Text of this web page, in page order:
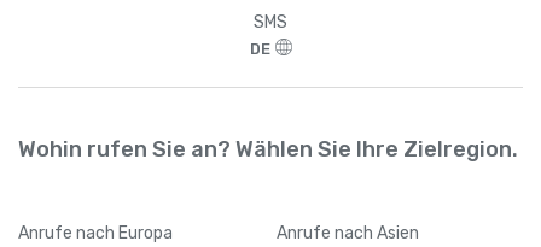
SMS
DE
Wohin rufen Sie an? Wählen Sie Ihre Zielregion.
Anrufe nach Europa Anrufe nach Asien